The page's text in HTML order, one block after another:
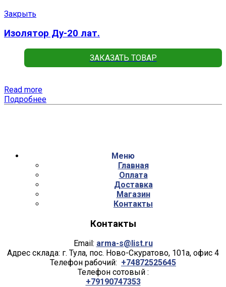
Закрыть
Изолятор Ду-20 лат.
ЗАКАЗАТЬ ТОВАР
Read more
Подробнее
Меню
Главная
Оплата
Доставка
Магазин
Контакты
Контакты
Email: arma-s@list.ru
Адрес склада: г. Тула, пос. Ново-Скуратово, 101а, офис 4
Телефон рабочий: +74872525645
Телефон сотовый :
+79190747353